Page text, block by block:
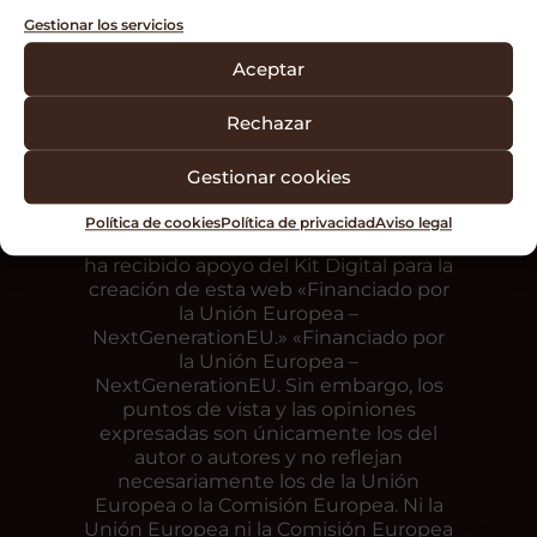
Gestionar los servicios
Aceptar
Rechazar
Gestionar cookies
Política de cookiesPolítica de privacidadAviso legal
ha recibido apoyo del Kit Digital para la
creación de esta web «Financiado por
la Unión Europea –
NextGenerationEU.» «Financiado por
la Unión Europea –
NextGenerationEU. Sin embargo, los
puntos de vista y las opiniones
expresadas son únicamente los del
autor o autores y no reflejan
necesariamente los de la Unión
Europea o la Comisión Europea. Ni la
Unión Europea ni la Comisión Europea